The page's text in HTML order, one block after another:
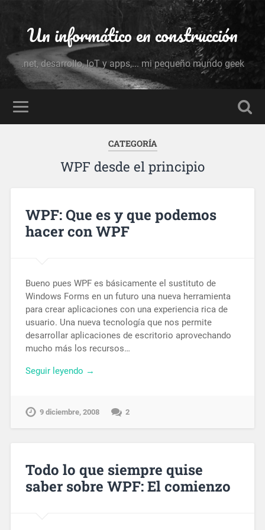
Un informático en construcción
.net, desarrollo, IoT y apps,... mi pequeño mundo geek
CATEGORÍA
WPF desde el principio
WPF: Que es y que podemos
hacer con WPF
Bueno pues WPF es básicamente el sustituto de
Windows Forms en un futuro una nueva herramienta
para crear aplicaciones con una experiencia rica de
usuario. Una nueva tecnología que nos permite
desarrollar aplicaciones de escritorio aprovechando
mucho más los recursos…
Seguir leyendo →
9 diciembre, 2008 2
Todo lo que siempre quise
saber sobre WPF: El comienzo